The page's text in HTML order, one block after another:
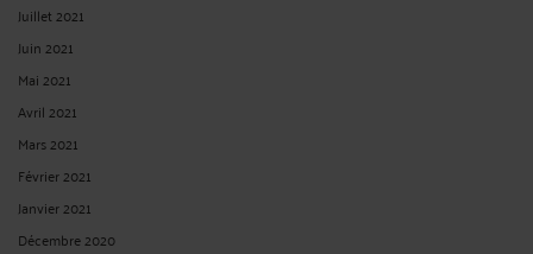
Juillet 2021
Juin 2021
Mai 2021
Avril 2021
Mars 2021
Février 2021
Janvier 2021
Décembre 2020